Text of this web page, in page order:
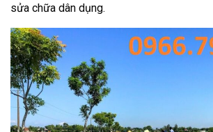
sửa chữa dân dụng.